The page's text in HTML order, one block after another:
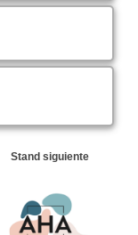
Stand siguiente